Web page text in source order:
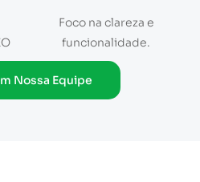
Foco na clareza e
funcionalidade.
Nossa Equipe